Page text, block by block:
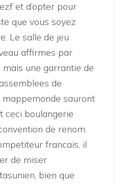
et d’opter pour
que vous soyez
Le salle de jeu
affirmes par
une garrantie de
de
mappemonde sauront
ceci boulangerie
de renom.
francais, il
de miser
bien que